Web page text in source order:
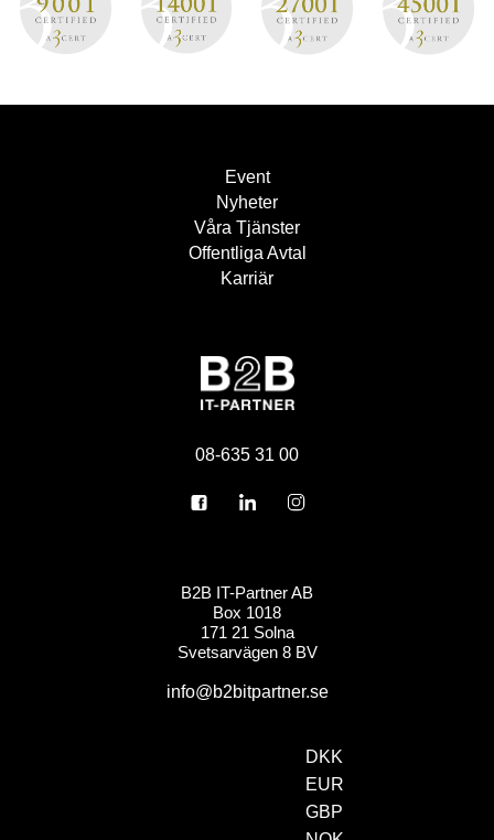
Event
Nyheter
Våra Tjänster
Offentliga Avtal
Karriär
08-635 31 00
B2B IT-Partner AB
Box 1018
171 21 Solna
Svetsarvägen 8 BV
info@b2bitpartner.se
DKK
EUR
GBP